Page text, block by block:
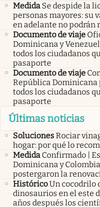
Medida Se despide la
personas mayores: su
en adelante no podrán
Documento de viaje
Dominicana y
todos los ciudadanos
pasaporte
Documento de viaje
República
todos los ciudadanos
pasaporte
Últimas noticias
SolucionesRociar
hogar: por qué lo
Medida Confirmado |
Dominicana y
postergaron la
HistóricoUn cocodrilo
dinosaurios en el este
años después los